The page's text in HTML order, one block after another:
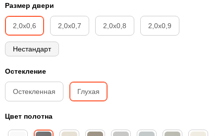
Размер двери
2,0х0,6 2,0х0,7 2,0х0,8 2,0х0,9
Нестандарт
Остекление
Остекленная Глухая
Цвет полотна